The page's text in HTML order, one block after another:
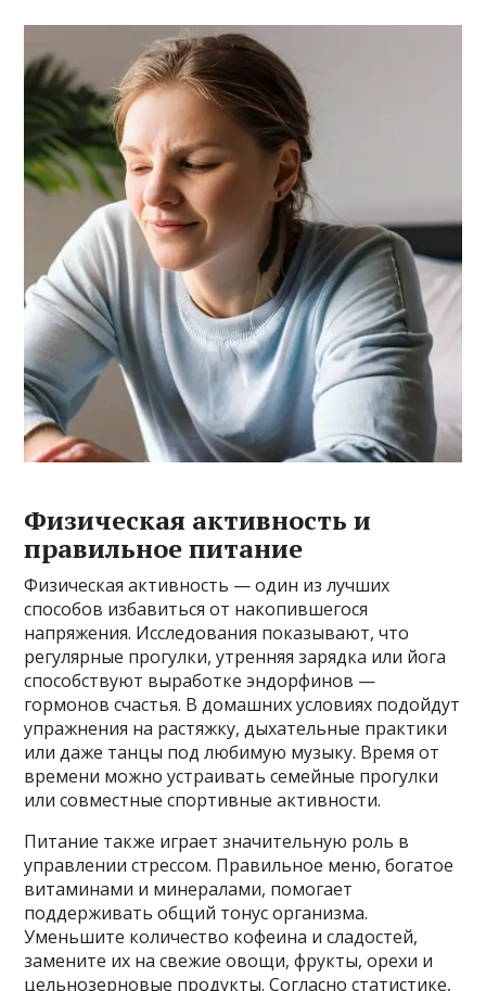
Физическая активность и
правильное питание
Физическая активность — один из лучших
способов избавиться от накопившегося
напряжения. Исследования показывают, что
регулярные прогулки, утренняя зарядка или йога
способствуют выработке эндорфинов —
гормонов счастья. В домашних условиях подойдут
упражнения на растяжку, дыхательные практики
или даже танцы под любимую музыку. Время от
времени можно устраивать семейные прогулки
или совместные спортивные активности.
Питание также играет значительную роль в
управлении стрессом. Правильное меню, богатое
витаминами и минералами, помогает
поддерживать общий тонус организма.
Уменьшите количество кофеина и сладостей,
замените их на свежие овощи, фрукты, орехи и
цельнозерновые продукты. Согласно статистике,